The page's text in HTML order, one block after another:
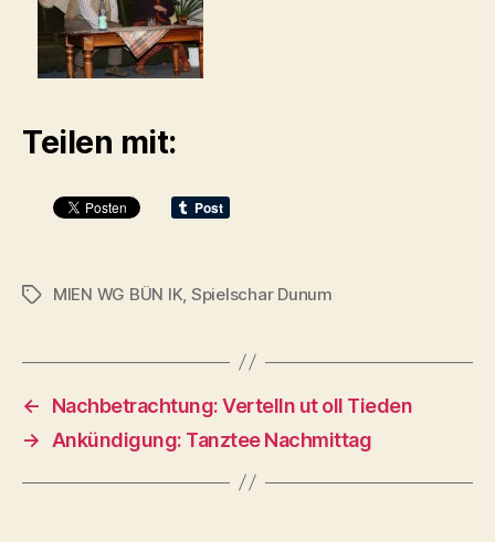
Teilen mit:
Schlagwörter
MIEN WG BÜN IK Spielschar Dunum
←
Nachbetrachtung: Vertelln ut oll Tieden
→
Ankündigung: Tanztee Nachmittag